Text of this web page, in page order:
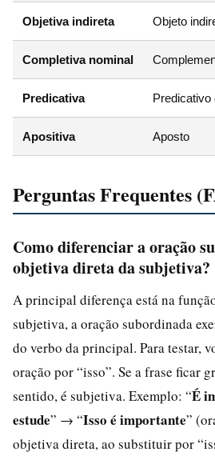
Objetiva indireta Objeto
Completiva nominal
Predicativa Predicativo
Apositiva Aposto
Perguntas Frequentes
Como diferenciar a oração
objetiva direta da subjetiva?
A principal diferença está na
subjetiva, a oração subordinada
do verbo da principal. Para testar,
oração por “isso”. Se a frase ficar
sentido, é subjetiva. Exemplo: “É
estude” → “Isso é importante”
objetiva direta, ao substituir por